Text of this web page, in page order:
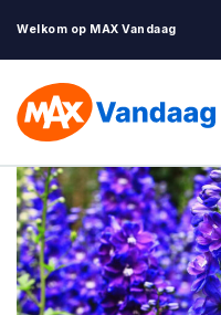
Welkom op MAX Vandaag